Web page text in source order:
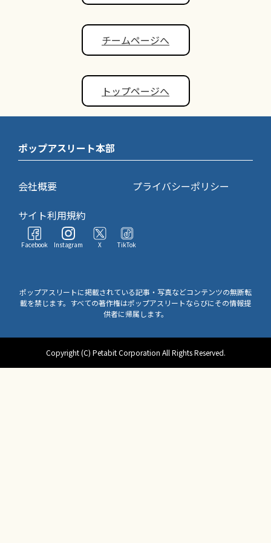
チームページへ
トップページへ
ポップアスリート本部
会社概要
プライバシーポリシー
サイト利用規約
Facebook Instagram X TikTok
ポップアスリートに掲載されている記事・写真などコンテンツの無断転
載を禁じます。すべての著作権はポップアスリートならびにその情報提
供者に帰属します。
Copyright (C) Petabit Corporation All Rights Reserved.